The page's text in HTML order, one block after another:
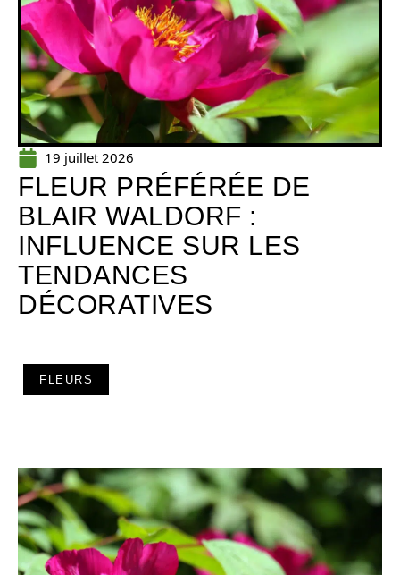
19 juillet 2026
FLEUR PRÉFÉRÉE DE
BLAIR WALDORF :
INFLUENCE SUR LES
TENDANCES
DÉCORATIVES
FLEURS